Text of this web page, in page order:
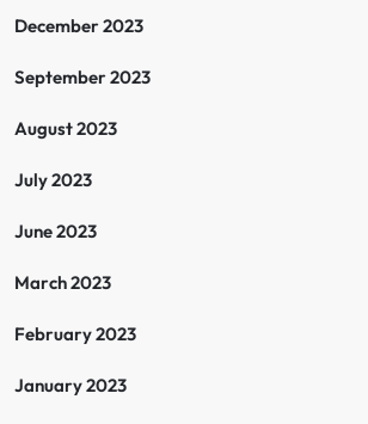
December 2023
September 2023
August 2023
July 2023
June 2023
March 2023
February 2023
January 2023